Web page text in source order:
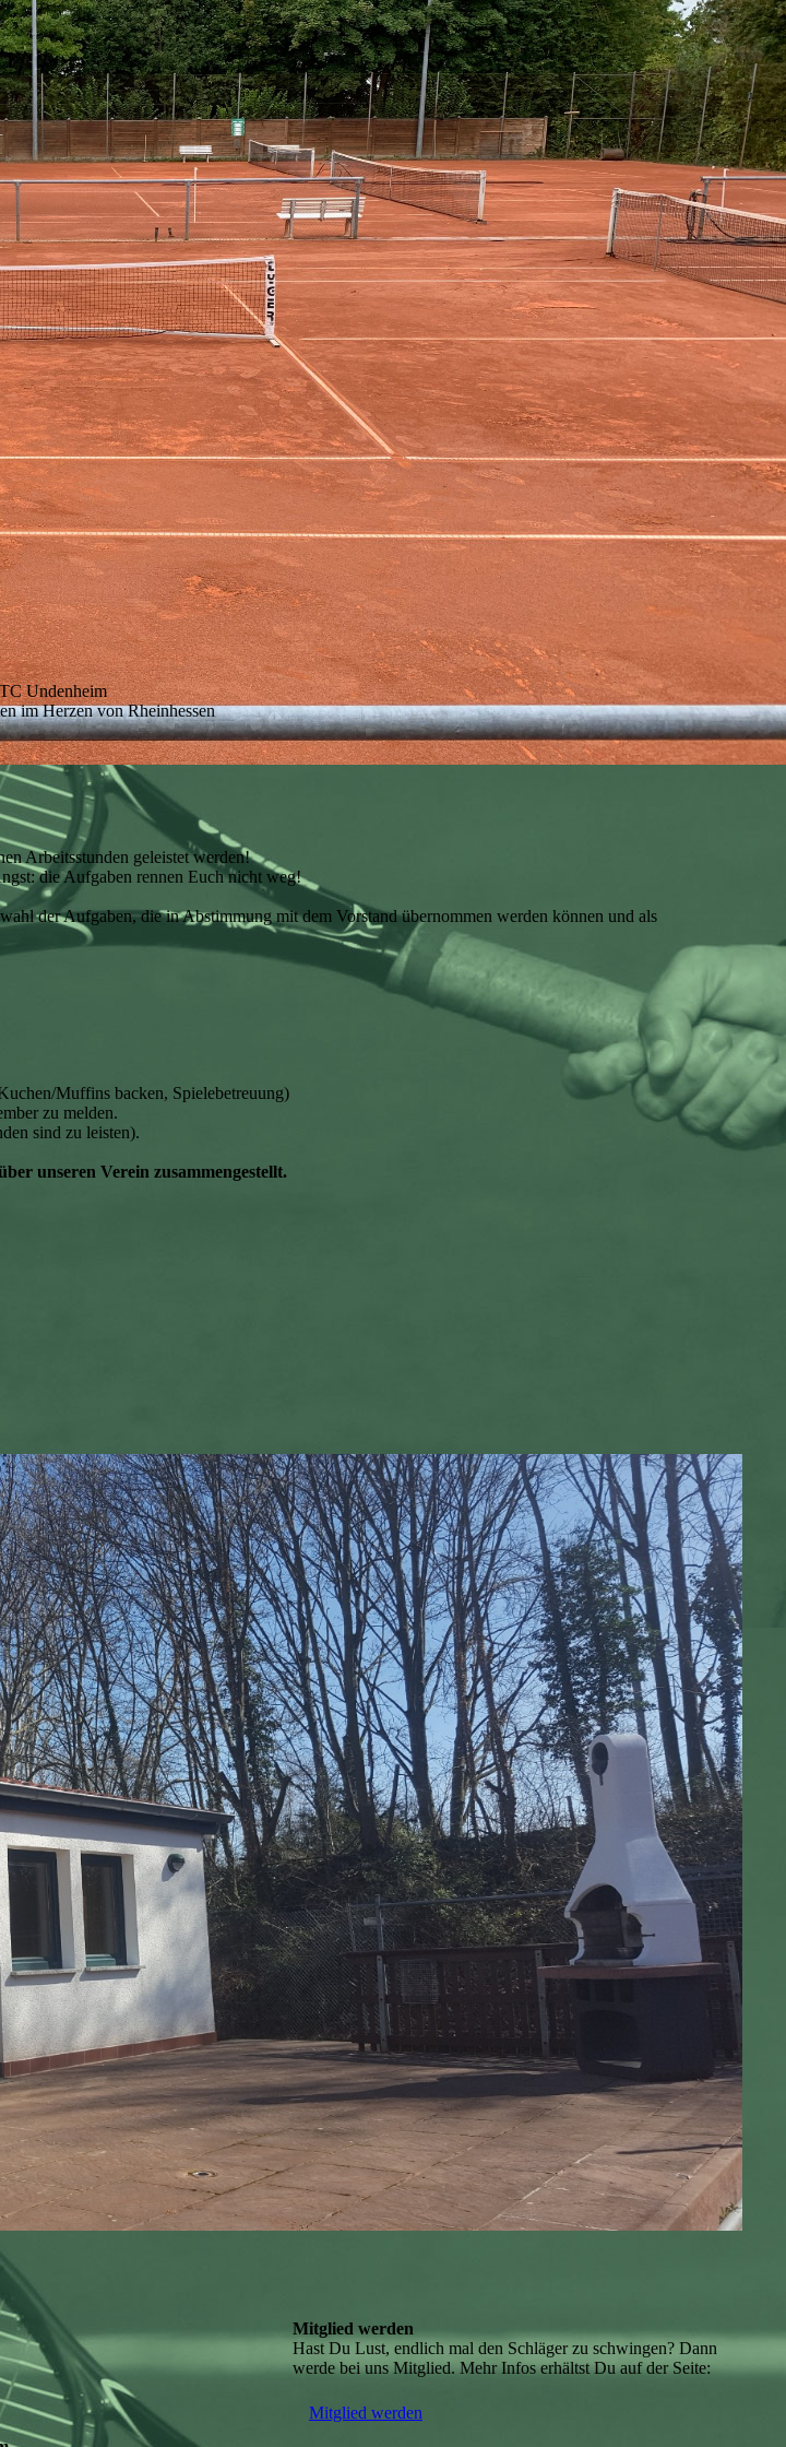
Undenheim
im Herzen von Rheinhessen
Arbeitsstunden geleistet werden!
die Aufgaben rennen Euch nicht weg!
der Aufgaben, die in Abstimmung mit dem Vorstand übernommen werden können und als
Muffins backen, Spielebetreuung)
zu melden.
sind zu leisten).
unseren Verein zusammengestellt.
Mitglied werden
Hast Du Lust, endlich mal den Schläger zu schwingen? Dann
werde bei uns Mitglied. Mehr Infos erhältst Du auf der Seite:
Mitglied werden